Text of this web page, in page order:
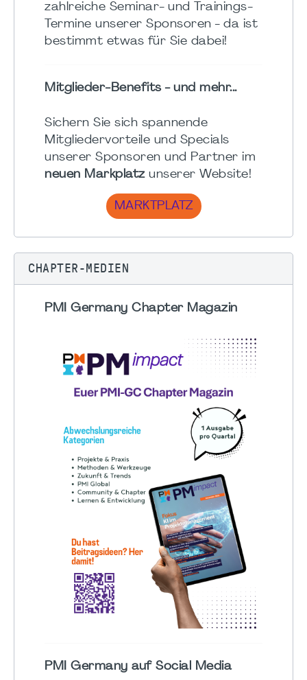
zahlreiche Seminar- und Trainings-
Termine unserer Sponsoren - da ist
bestimmt etwas für Sie dabei!
Mitglieder-Benefits - und mehr...
Sichern Sie sich spannende
Mitgliedervorteile und Specials
unserer Sponsoren und Partner im
neuen Markplatzunserer Website!
MARKTPLATZ
CHAPTER-MEDIEN
PMI Germany Chapter Magazin
PMI Germany auf Social Media